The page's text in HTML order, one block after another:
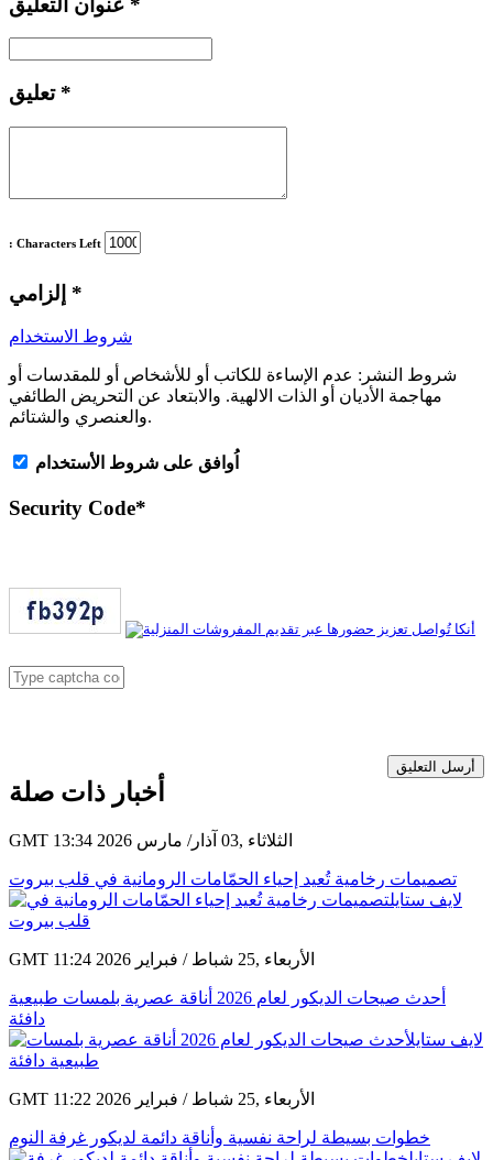
تعليق *
: Characters Left
*
شروط الاستخدام
شروط النشر: عدم الإساءة للكاتب أو للأشخاص أو للمقدسات أو
مهاجمة الأديان أو الذات الالهية. والابتعاد عن التحريض الطائفي
والعنصري والشتائم.
اُوافق على شروط الأستخدام
Security Code*
أرسل التعليق
أخبار ذات صلة
GMT 13:34 2026 الثلاثاء ,03 آذار/ مارس
تصميمات رخامية تُعيد إحياء الحمّامات الرومانية في قلب بيروت
GMT 11:24 2026 الأربعاء ,25 شباط / فبراير
أحدث صيحات الديكور لعام 2026 أناقة عصرية بلمسات طبيعية
دافئة
GMT 11:22 2026 الأربعاء ,25 شباط / فبراير
خطوات بسيطة لراحة نفسية وأناقة دائمة لديكور غرفة النوم